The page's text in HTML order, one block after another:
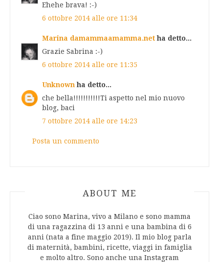
Ehehe brava! :-)
6 ottobre 2014 alle ore 11:34
Marina damammaamamma.netha detto...
Grazie Sabrina :-)
6 ottobre 2014 alle ore 11:35
Unknown ha detto...
che bella!!!!!!!!!!!Ti aspetto nel mio nuovo
blog, baci
7 ottobre 2014 alle ore 14:23
Posta un commento
ABOUT AUTHOR
ABOUT ME
Ciao sono Marina, vivo a Milano e sono mamma
di una ragazzina di 13 anni e una bambina di 6
anni (nata a fine maggio 2019). Il mio blog parla
di maternità, bambini, ricette, viaggi in famiglia
e molto altro. Sono anche una Instagram